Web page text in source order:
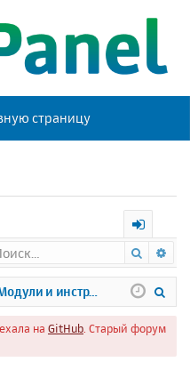
страницу
х
о
д
Поиск
Модули и инструменты
на GitHub . Старый форум